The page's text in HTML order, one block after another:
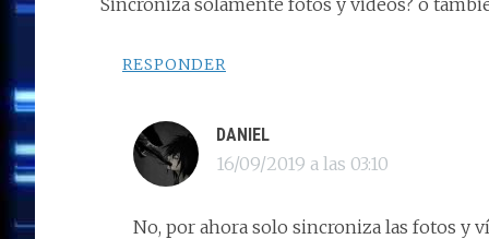
Sincroniza solamente fotos y videos? o
RESPONDER
DANIEL
16/09/2019 a las 03:10
No, por ahora solo sincroniza las fotos y